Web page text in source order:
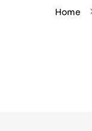
Home